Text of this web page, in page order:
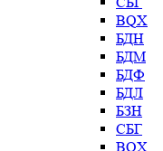
BQX
БДН
БДМ
БДФ
БДЛ
БЗН
СБГ
BQX